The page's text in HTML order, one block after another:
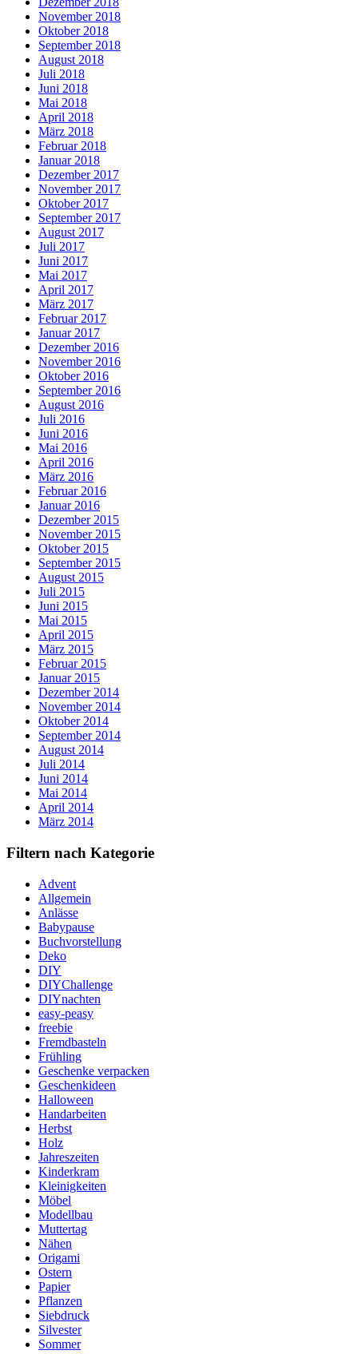
November 2018
Oktober 2018
September 2018
August 2018
Juli 2018
Juni 2018
Mai 2018
April 2018
März 2018
Februar 2018
Januar 2018
Dezember 2017
November 2017
Oktober 2017
September 2017
August 2017
Juli 2017
Juni 2017
Mai 2017
April 2017
März 2017
Februar 2017
Januar 2017
Dezember 2016
November 2016
Oktober 2016
September 2016
August 2016
Juli 2016
Juni 2016
Mai 2016
April 2016
März 2016
Februar 2016
Januar 2016
Dezember 2015
November 2015
Oktober 2015
September 2015
August 2015
Juli 2015
Juni 2015
Mai 2015
April 2015
März 2015
Februar 2015
Januar 2015
Dezember 2014
November 2014
Oktober 2014
September 2014
August 2014
Juli 2014
Juni 2014
Mai 2014
April 2014
März 2014
Filtern nach Kategorie
Advent
Allgemein
Anlässe
Babypause
Buchvorstellung
Deko
DIY
DIYChallenge
DIYnachten
easy-peasy
freebie
Fremdbasteln
Frühling
Geschenke verpacken
Geschenkideen
Halloween
Handarbeiten
Herbst
Holz
Jahreszeiten
Kinderkram
Kleinigkeiten
Möbel
Modellbau
Muttertag
Nähen
Origami
Ostern
Papier
Pflanzen
Siebdruck
Silvester
Sommer